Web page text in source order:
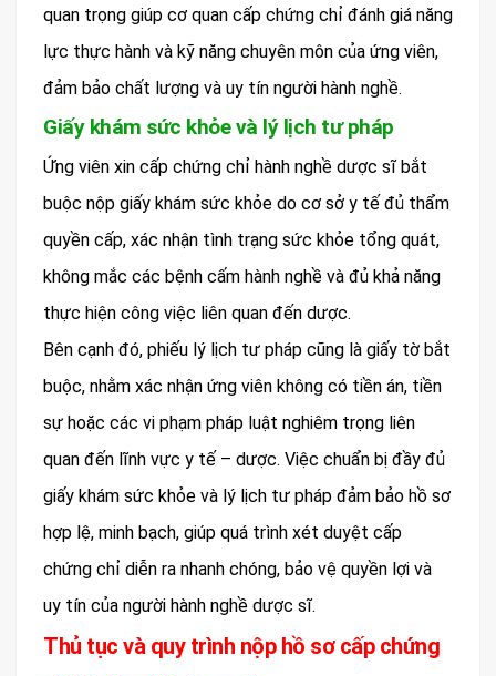
quan trọng giúp cơ quan cấp chứng chỉ đánh giá năng
lực thực hành và kỹ năng chuyên môn của ứng viên,
đảm bảo chất lượng và uy tín người hành nghề.
Giấy khám sức khỏe và lý lịch tư pháp
Ứng viên xin cấp chứng chỉ hành nghề dược sĩ bắt
buộc nộp giấy khám sức khỏe do cơ sở y tế đủ thẩm
quyền cấp, xác nhận tình trạng sức khỏe tổng quát,
không mắc các bệnh cấm hành nghề và đủ khả năng
thực hiện công việc liên quan đến dược.
Bên cạnh đó, phiếu lý lịch tư pháp cũng là giấy tờ bắt
buộc, nhằm xác nhận ứng viên không có tiền án, tiền
sự hoặc các vi phạm pháp luật nghiêm trọng liên
quan đến lĩnh vực y tế – dược. Việc chuẩn bị đầy đủ
giấy khám sức khỏe và lý lịch tư pháp đảm bảo hồ sơ
hợp lệ, minh bạch, giúp quá trình xét duyệt cấp
chứng chỉ diễn ra nhanh chóng, bảo vệ quyền lợi và
uy tín của người hành nghề dược sĩ.
Thủ tục và quy trình nộp hồ sơ cấp chứng